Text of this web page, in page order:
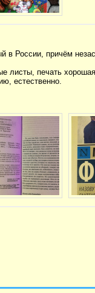
в России, причём
листы, печать
естественно.